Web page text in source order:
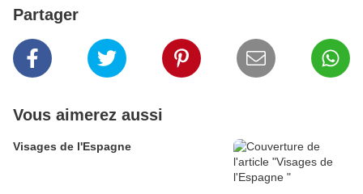
Partager
Vous aimerez aussi
Visages de l'Espagne